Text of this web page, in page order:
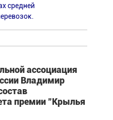
средней
ассоциация
Владимир
премии "Крылья